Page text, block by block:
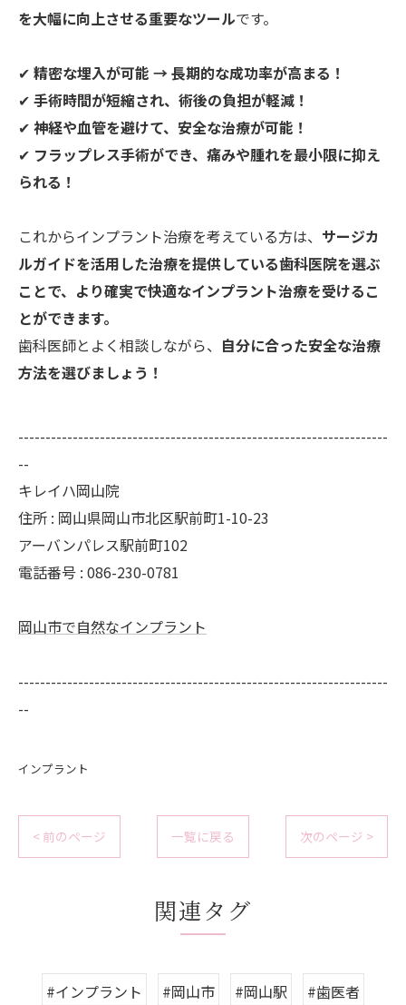
を大幅に向上させる重要なツールです。
✔ 精密な埋入が可能 → 長期的な成功率が高まる！
✔ 手術時間が短縮され、術後の負担が軽減！
✔ 神経や血管を避けて、安全な治療が可能！
✔ フラップレス手術ができ、痛みや腫れを最小限に抑え
られる！
これからインプラント治療を考えている方は、 サージカ
ルガイドを活用した治療を提供している歯科医院を選ぶ
ことで、より確実で快適なインプラント治療を受けるこ
とができます。
歯科医師とよく相談しながら、 自分に合った安全な治療
方法を選びましょう！
--------------------------------------------------------------------
--
キレイハ岡山院
住所 : 岡山県岡山市北区駅前町1-10-23
アーバンパレス駅前町102
電話番号 : 086-230-0781
岡山市で自然なインプラント
--------------------------------------------------------------------
--
インプラント
< 前のページ 一覧に戻る 次のページ >
関連タグ
#インプラント #岡山市 #岡山駅
#歯医者